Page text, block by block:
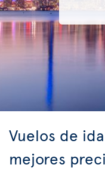
Vuelos de
mejores